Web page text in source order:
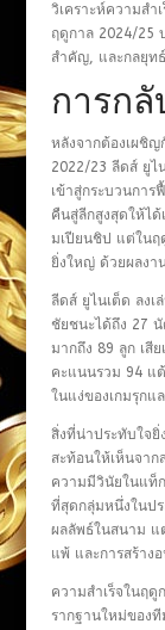
วิเคราะห์ความสำ
ฤดูกาล 2024/25
สำคัญ, และกลยุท
การก
หลังจากต้องเผชิ
2022/23 ลีดส์ ยูไ
เข้าสู่กระบวนกา
คืนสู่ลีกสูงสุดให้ได้
มเปียนชิป แต่ในฤ
ยิ่งใหญ่ ด้วยผลงา
ลีดส์ ยูไนเต็ด ลง
ชัยชนะได้ถึง 27
มากถึง 89 ลูก เสี
คะแนนรวม 94 แ
ในแง่ของเกมรุกแ
สิ่งที่น่าประทับใจ
สะท้อนให้เห็นจา
ความมีวินัยในแท็
ที่สุดกลุ่มหนึ่งในปร
ผลลัพธ์ในสนาม แ
แพ้ และการสร้าง
ความสำเร็จในฤดู
รากฐานใหม่ของ